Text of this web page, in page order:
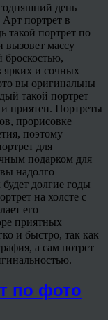
день
портрет в
такой портрет по
вызовет массу
ярких и сочных
вы оригинальны
такой портрет
приятен. Портреты
прорисовке
поэтому
для
подарком для
надолго
долгие годы
на холсте с
его
приятных
и быстро, так как
а сам потрет
по фото